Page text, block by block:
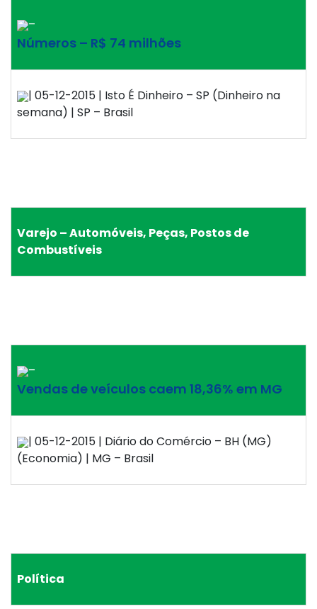
–
Números – R$ 74 milhões
| 05-12-2015 | Isto É Dinheiro – SP (Dinheiro na
semana) | SP – Brasil
Varejo – Automóveis, Peças, Postos de
Combustíveis
–
Vendas de veículos caem 18,36% em MG
| 05-12-2015 | Diário do Comércio – BH (MG)
(Economia) | MG – Brasil
Política